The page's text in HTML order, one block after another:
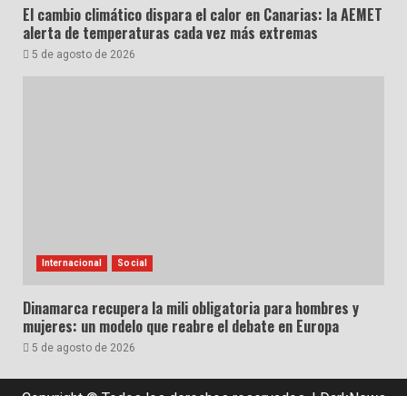
El cambio climático dispara el calor en Canarias: la AEMET
alerta de temperaturas cada vez más extremas
5 de agosto de 2026
Internacional Social
Dinamarca recupera la mili obligatoria para hombres y
mujeres: un modelo que reabre el debate en Europa
5 de agosto de 2026